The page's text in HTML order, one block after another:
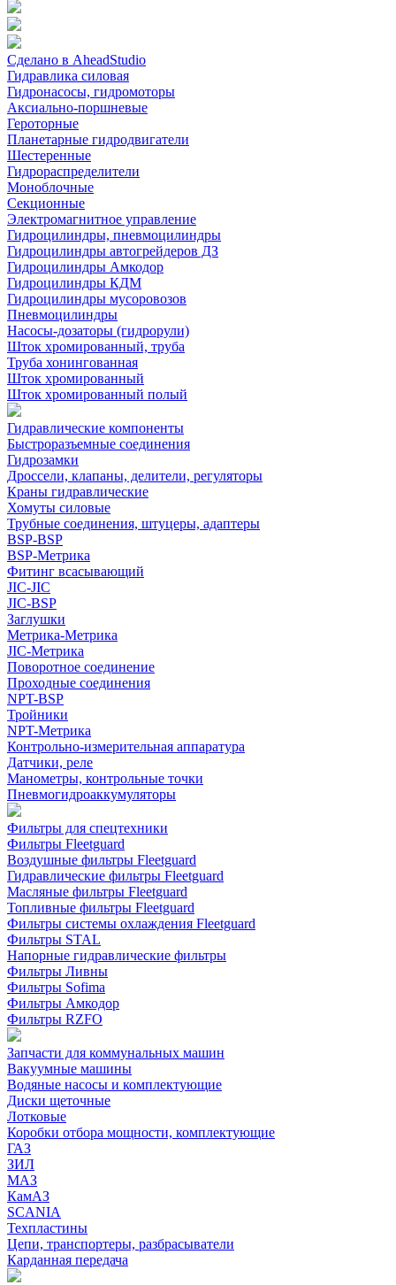
Сделано в AheadStudio
Гидравлика силовая
Гидронасосы, гидромоторы
Аксиально-поршневые
Героторные
Планетарные гидродвигатели
Шестеренные
Гидрораспределители
Моноблочные
Секционные
Электромагнитное управление
Гидроцилиндры, пневмоцилиндры
Гидроцилиндры автогрейдеров ДЗ
Гидроцилиндры Амкодор
Гидроцилиндры КДМ
Гидроцилиндры мусоровозов
Пневмоцилиндры
Насосы-дозаторы (гидрорули)
Шток хромированный, труба
Труба хонингованная
Шток хромированный
Шток хромированный полый
Гидравлические компоненты
Быстроразъемные соединения
Гидрозамки
Дроссели, клапаны, делители, регуляторы
Краны гидравлические
Хомуты силовые
Трубные соединения, штуцеры, адаптеры
BSP-BSP
BSP-Метрика
Фитинг всасывающий
JIC-JIC
JIC-BSP
Заглушки
Метрика-Метрика
JIC-Метрика
Поворотное соединение
Проходные соединения
NPT-BSP
Тройники
NPT-Метрика
Контрольно-измерительная аппаратура
Датчики, реле
Манометры, контрольные точки
Пневмогидроаккумуляторы
Фильтры для спецтехники
Фильтры Fleetguard
Воздушные фильтры Fleetguard
Гидравлические фильтры Fleetguard
Масляные фильтры Fleetguard
Топливные фильтры Fleetguard
Фильтры системы охлаждения Fleetguard
Фильтры STAL
Напорные гидравлические фильтры
Фильтры Ливны
Фильтры Sofima
Фильтры Амкодор
Фильтры RZFO
Запчасти для коммунальных машин
Вакуумные машины
Водяные насосы и комплектующие
Диски щеточные
Лотковые
Коробки отбора мощности, комплектующие
ГАЗ
ЗИЛ
МАЗ
КамАЗ
SCANIA
Техпластины
Цепи, транспортеры, разбрасыватели
Карданная передача